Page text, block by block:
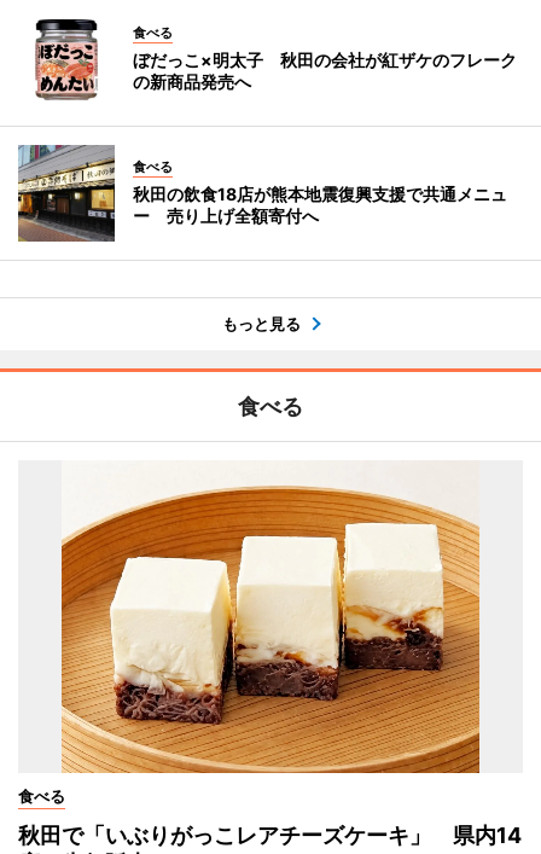
食べる
ぼだっこ×明太子 秋田の会社が紅ザケのフレーク
の新商品発売へ
食べる
秋田の飲食18店が熊本地震復興支援で共通メニュ
ー 売り上げ全額寄付へ
もっと見る
食べる
食べる
秋田で「いぶりがっこレアチーズケーキ」 県内14